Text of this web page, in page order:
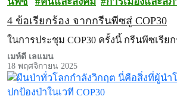
4 ข้อเรียกร้อง จากกรีนพีซสู่ COP30
ในการประชุม COP30 ครั้งนี้ กรีนพีซเรีย
เมห์ดี เลแมน
18 พฤศจิกายน 2025